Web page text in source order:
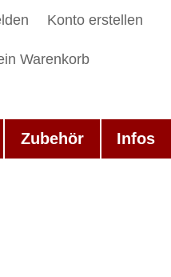
Konto erstellen
Warenkorb
Zubehör Infos